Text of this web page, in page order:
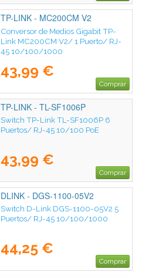
TP-LINK - MC200CM V2
Conversor de Medios Gigabit TP-
Link MC200CM V2/ 1 Puerto/ RJ-
45 10/100/1000
43,99 €
Comprar
TP-LINK - TL-SF1006P
Switch TP-Link TL-SF1006P 6
Puertos/ RJ-45 10/100 PoE
43,99 €
Comprar
DLINK - DGS-1100-05V2
Switch D-Link DGS-1100-05V2 5
Puertos/ RJ-45 10/100/1000
44,25 €
Comprar